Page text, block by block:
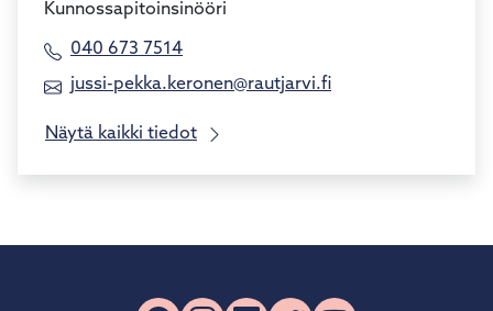
Kunnossapitoinsinööri
040 673 7514
jussi-pekka.keronen@rautjarvi.fi
Näytä kaikki tiedot